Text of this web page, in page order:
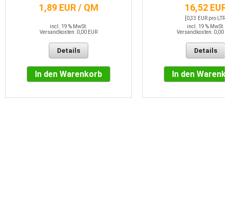
1,89 EUR / QM
incl. 19 % MwSt.
Versandkosten: 0,00 EUR
Details
In den Warenkorb
16,52 EUR
[0,33 EUR pro LTR]
incl. 19 % MwSt.
Versandkosten: 0,00
Details
In den